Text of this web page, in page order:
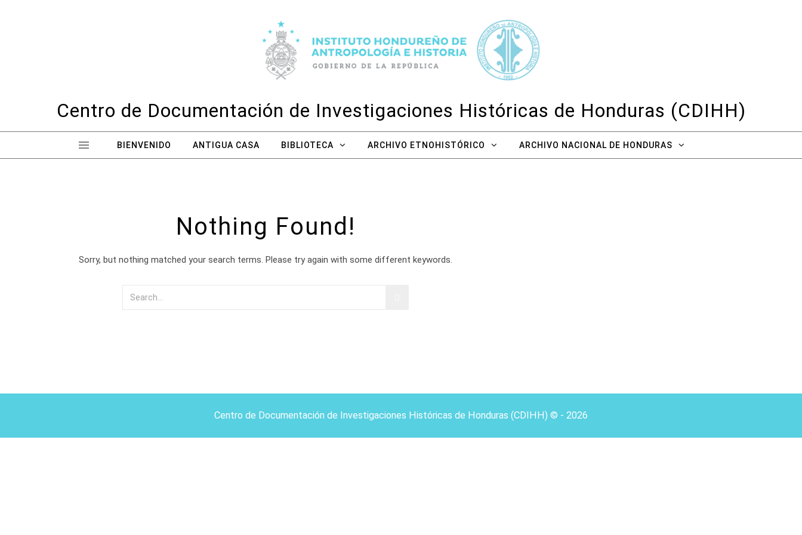
Centro de Documentación de Investigaciones Históricas de Honduras (CDIHH)
BIENVENIDO ANTIGUA CASA BIBLIOTECA ARCHIVO ETNOHISTÓRICO ARCHIVO NACIONAL DE HONDURAS
Nothing Found!
Sorry, but nothing matched your search terms. Please try again with some different keywords.
Centro de Documentación de Investigaciones Históricas de Honduras (CDIHH) © - 2026